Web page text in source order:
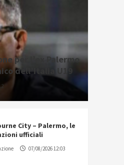
per l’ex Palermo
dell’Italia U19
City – Palermo, le
ufficiali
07/08/2026 12:03